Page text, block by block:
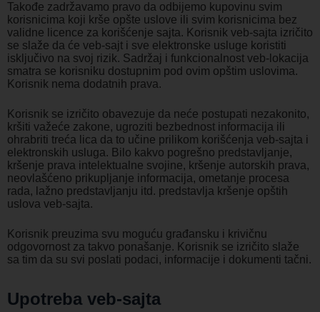
Takođe zadržavamo pravo da odbijemo kupovinu svim
korisnicima koji krše opšte uslove ili svim korisnicima bez
validne licence za korišćenje sajta. Korisnik veb-sajta izričito
se slaže da će veb-sajt i sve elektronske usluge koristiti
isključivo na svoj rizik. Sadržaj i funkcionalnost veb-lokacija
smatra se korisniku dostupnim pod ovim opštim uslovima.
Korisnik nema dodatnih prava.
Korisnik se izričito obavezuje da neće postupati nezakonito,
kršiti važeće zakone, ugroziti bezbednost informacija ili
ohrabriti treća lica da to učine prilikom korišćenja veb-sajta i
elektronskih usluga. Bilo kakvo pogrešno predstavljanje,
kršenje prava intelektualne svojine, kršenje autorskih prava,
neovlašćeno prikupljanje informacija, ometanje procesa
rada, lažno predstavljanju itd. predstavlja kršenje opštih
uslova veb-sajta.
Korisnik preuzima svu moguću građansku i krivičnu
odgovornost za takvo ponašanje. Korisnik se izričito slaže
sa tim da su svi poslati podaci, informacije i dokumenti tačni.
Upotreba veb-sajta